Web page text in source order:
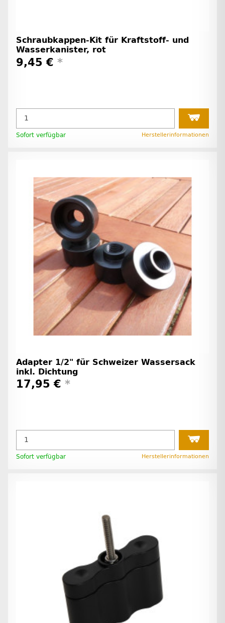
Schraubkappen-Kit für Kraftstoff- und
Wasserkanister, rot
9,45 € *
Sofort verfügbar Herstellerinformationen
Adapter 1/2" für Schweizer Wassersack
inkl. Dichtung
17,95 € *
Sofort verfügbar Herstellerinformationen